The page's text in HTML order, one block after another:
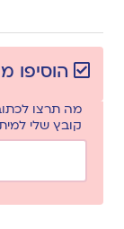
הוסיפו
מה תרצו
קובץ שלי